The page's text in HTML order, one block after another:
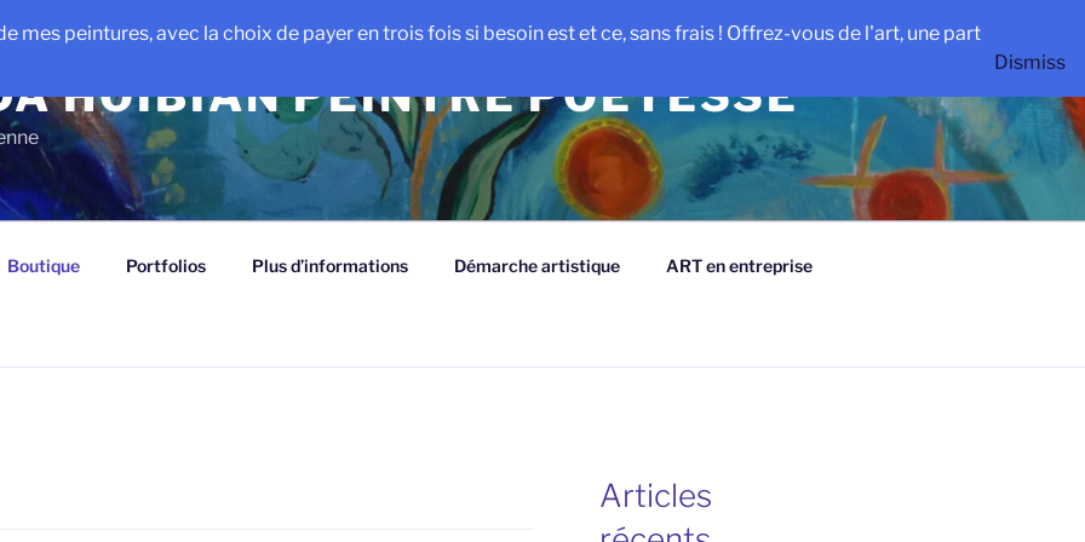
mes peintures, avec la choix de payer en trois fois si besoin est et ce, sans frais ! Offrez-vous de l'art, une part
Dismiss
HOIBIAN PEINTRE POETESSE
Boutique Portfolios Plus d’informations Démarche artistique ART en entreprise
Articles